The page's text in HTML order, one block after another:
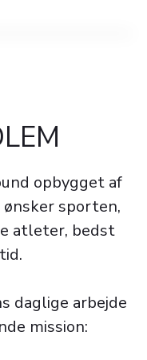
opbygget af
sporten,
atleter, bedst
daglige arbejde
mission: